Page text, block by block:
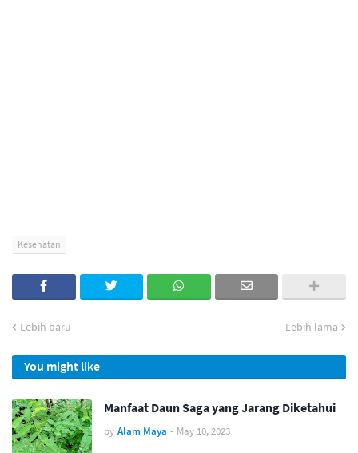
Kesehatan
Lebih baru Lebih lama
You might like
Manfaat Daun Saga yang Jarang Diketahui
by Alam Maya - May 10, 2023